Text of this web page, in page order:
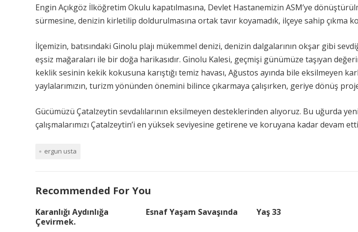
Engin Açıkgöz İlköğretim Okulu kapatılmasına, Devlet Hastanemizin ASM’ye
sürmesine, denizin kirletilip doldurulmasına ortak tavır koyamadık, ilçeye sahip çıkma
İlçemizin, batısındaki Ginolu plajı mükemmel denizi, denizin dalgalarının okşar gibi
eşsiz mağaraları ile bir doğa harikasıdır. Ginolu Kalesi, geçmişi günümüze taşıyan
keklik sesinin kekik kokusuna karıştığı temiz havası, Ağustos ayında bile eksilmeyen
yaylalarımızın, turizm yönünden önemini bilince çıkarmaya çalışırken, geriye dönüş
Gücümüzü Çatalzeytin sevdalılarının eksilmeyen desteklerinden alıyoruz. Bu uğurda
çalışmalarımızı Çatalzeytin’i en yüksek seviyesine getirene ve koruyana kadar devam
ergun usta
Recommended For You
Karanlığı Aydınlığa
Çevirmek.
Esnaf Yaşam Savaşında Yaş 33